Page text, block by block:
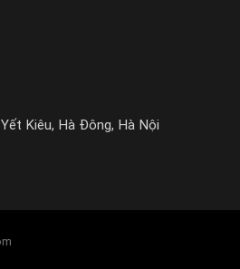
Kiêu, Hà Đông, Hà Nội